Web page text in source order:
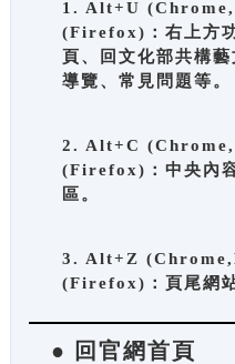
1. Alt+U
(Firefox)：右上方
頁、回文化部共構
導覽、常見問題等。
2. Alt+C
(Firefox)：中央內
區。
3. Alt+Z
(Firefox)：頁尾網站
● 回官網首頁